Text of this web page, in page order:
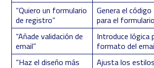
“Quiero un formulario
de registro”
Genera el
para el formulario
“Añade validación de
email”
Introduce lógica
formato del
“Haz el diseño más
Ajusta los